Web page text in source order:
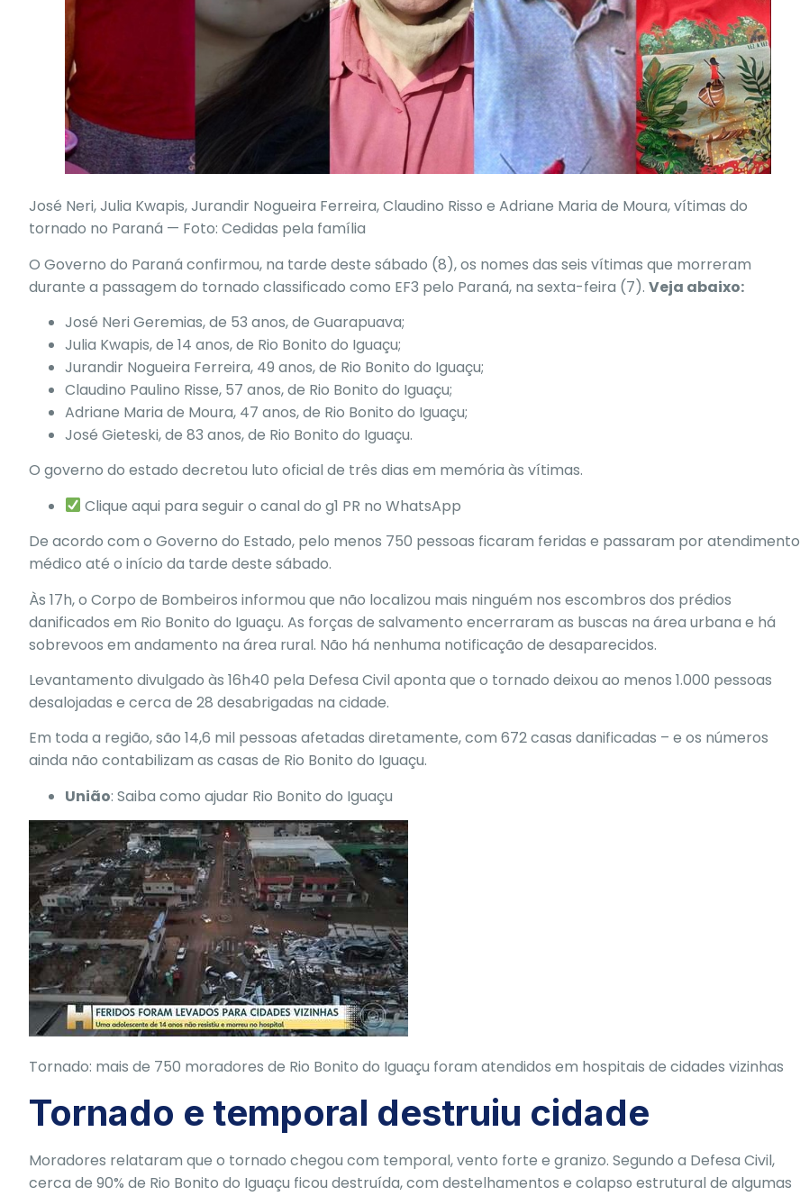
José Neri, Julia Kwapis, Jurandir Nogueira Ferreira, Claudino Risso e Adriane Maria de Moura, vítimas do
tornado no Paraná — Foto: Cedidas pela família
O Governo do Paraná confirmou, na tarde deste sábado (8), os nomes das seis vítimas que morreram
durante a passagem do tornado classificado como EF3 pelo Paraná, na sexta-feira (7). Veja abaixo:
José Neri Geremias, de 53 anos, de Guarapuava;
Julia Kwapis,de 14 anos, de Rio Bonito do Iguaçu;
Jurandir Nogueira Ferreira, 49 anos, de Rio Bonito do Iguaçu;
Claudino Paulino Risse, 57 anos, de Rio Bonito do Iguaçu;
Adriane Maria de Moura, 47 anos, de Rio Bonito do Iguaçu;
José Gieteski,de 83 anos, de Rio Bonito do Iguaçu.
O governo do estado decretou luto oficial de três dias em memória às vítimas.
Clique aqui para seguir o canal do g1 PR no WhatsApp
De acordo com o Governo do Estado, pelo menos 750 pessoas ficaram feridas e passaram por atendimento
médico até o início da tarde deste sábado.
Às 17h, o Corpo de Bombeiros informou que não localizou mais ninguém nos escombros dos prédios
danificados em Rio Bonito do Iguaçu. As forças de salvamento encerraram as buscas na área urbana e há
sobrevoos em andamento na área rural. Não há nenhuma notificação de desaparecidos.
Levantamento divulgado às 16h40 pela Defesa Civil aponta que o tornado deixou ao menos 1.000 pessoas
desalojadas e cerca de 28 desabrigadas na cidade.
Em toda a região, são 14,6 mil pessoas afetadas diretamente, com 672 casas danificadas – e os números
ainda não contabilizam as casas de Rio Bonito do Iguaçu.
União: Saiba como ajudar Rio Bonito do Iguaçu
Tornado: mais de 750 moradores de Rio Bonito do Iguaçu foram atendidos em hospitais de cidades vizinhas
Tornado e temporal destruiu cidade
Moradores relataram que o tornado chegou com temporal, vento forte e granizo. Segundo a Defesa Civil,
cerca de 90% de Rio Bonito do Iguaçu ficou destruída, com destelhamentos e colapso estrutural de algumas